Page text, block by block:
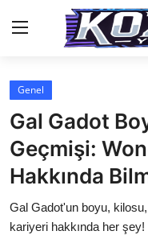
Anasayfa
Genel
İletişim
Anime Önerileri
Genel
Gal Gadot
Geçmişi:
Hakkında
Gal Gadot'un boyu,
kariyeri hakkında her